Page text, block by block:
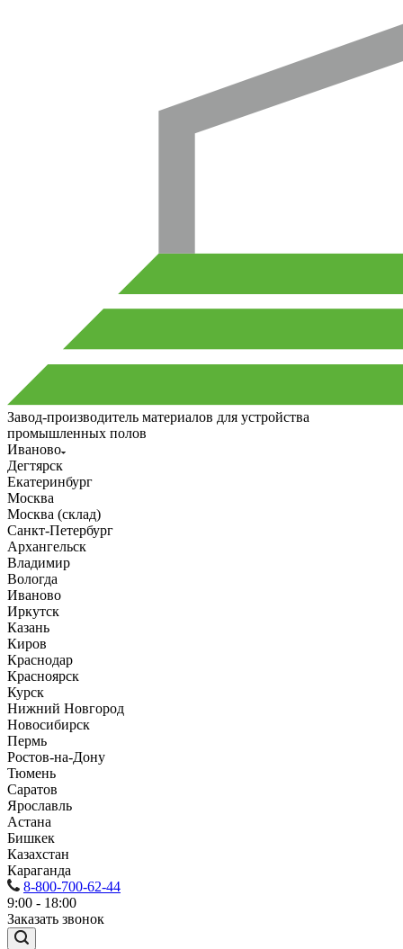
Завод-производитель материалов для устройства
промышленных полов
Иваново
Дегтярск
Екатеринбург
Москва
Москва (склад)
Санкт-Петербург
Архангельск
Владимир
Вологда
Иваново
Иркутск
Казань
Киров
Краснодар
Красноярск
Курск
Нижний Новгород
Новосибирск
Пермь
Ростов-на-Дону
Тюмень
Саратов
Ярославль
Астана
Бишкек
Казахстан
Караганда
8-800-700-62-44
9:00 - 18:00
Заказать звонок